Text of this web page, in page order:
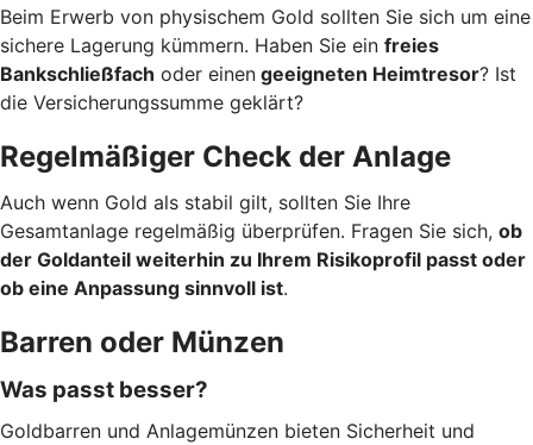
Beim Erwerb von physischem Gold sollten Sie sich um eine
sichere Lagerung kümmern. Haben Sie ein freies
Bankschließfach oder einen geeigneten Heimtresor? Ist
die Versicherungssumme geklärt?
Regelmäßiger Check der Anlage
Auch wenn Gold als stabil gilt, sollten Sie Ihre
Gesamtanlage regelmäßig überprüfen. Fragen Sie sich, ob
der Goldanteil weiterhin zu Ihrem Risikoprofil passt oder
ob eine Anpassung sinnvoll ist.
Barren oder Münzen
Was passt besser?
Goldbarren und Anlagemünzen bieten Sicherheit und